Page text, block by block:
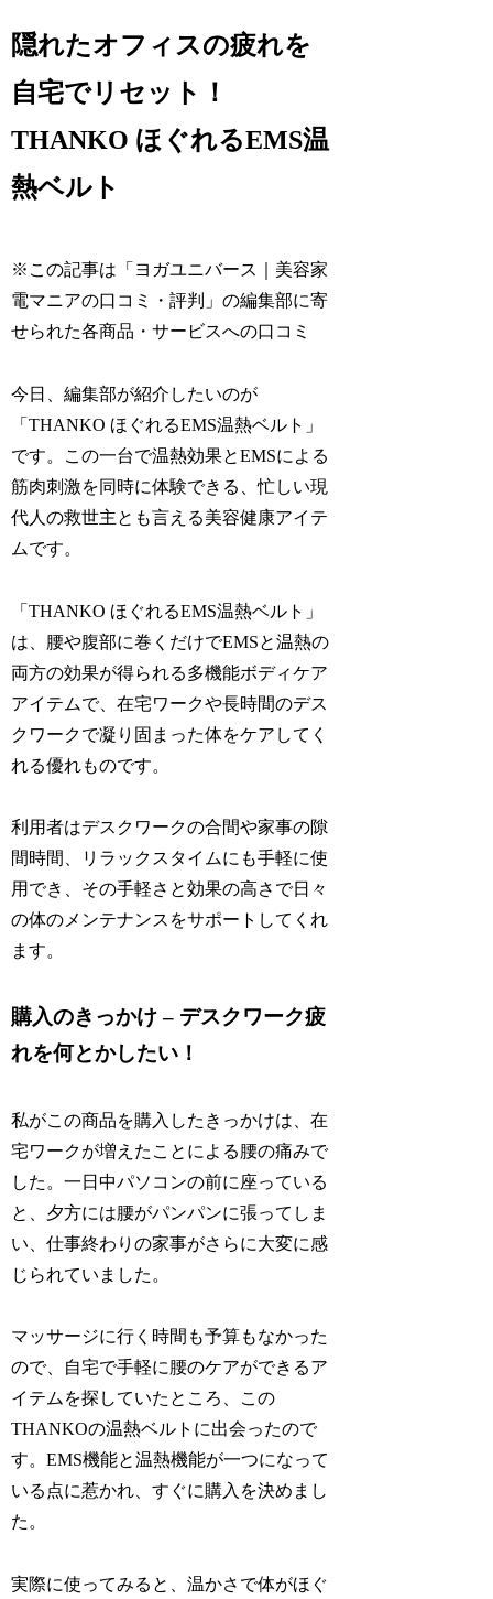
隠れたオフィスの疲れを
自宅でリセット！
THANKO ほぐれるEMS温
熱ベルト
※この記事は「ヨガユニバース｜美容家
電マニアの口コミ・評判」の編集部に寄
せられた各商品・サービスへの口コミ
今日、編集部が紹介したいのが
「THANKO ほぐれるEMS温熱ベルト」
です。この一台で温熱効果とEMSによる
筋肉刺激を同時に体験できる、忙しい現
代人の救世主とも言える美容健康アイテ
ムです。
「THANKO ほぐれるEMS温熱ベルト」
は、腰や腹部に巻くだけでEMSと温熱の
両方の効果が得られる多機能ボディケア
アイテムで、在宅ワークや長時間のデス
クワークで凝り固まった体をケアしてく
れる優れものです。
利用者はデスクワークの合間や家事の隙
間時間、リラックスタイムにも手軽に使
用でき、その手軽さと効果の高さで日々
の体のメンテナンスをサポートしてくれ
ます。
購入のきっかけ – デスクワーク疲
れを何とかしたい！
私がこの商品を購入したきっかけは、在
宅ワークが増えたことによる腰の痛みで
した。一日中パソコンの前に座っている
と、夕方には腰がパンパンに張ってしま
い、仕事終わりの家事がさらに大変に感
じられていました。
マッサージに行く時間も予算もなかった
ので、自宅で手軽に腰のケアができるア
イテムを探していたところ、この
THANKOの温熱ベルトに出会ったので
す。EMS機能と温熱機能が一つになって
いる点に惹かれ、すぐに購入を決めまし
た。
実際に使ってみると、温かさで体がほぐ